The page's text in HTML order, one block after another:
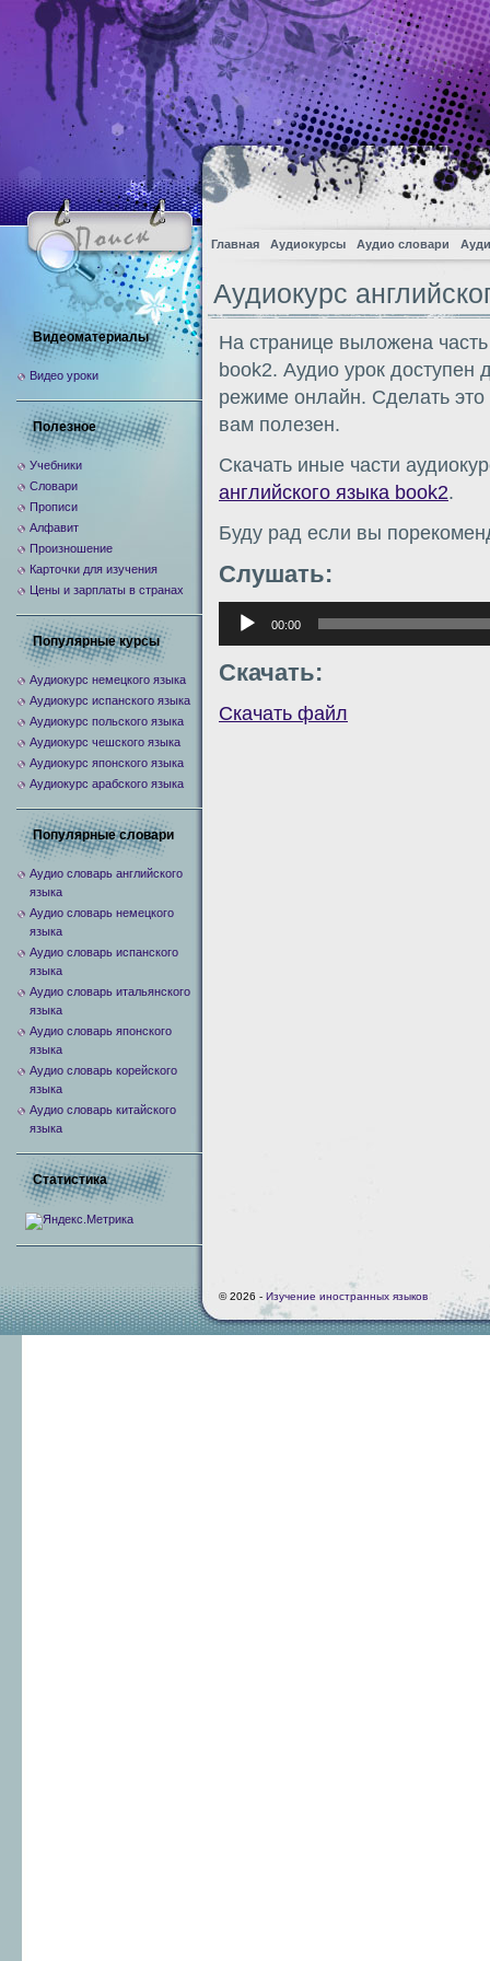
Главная Аудиокурсы Аудио словари
Аудиокурс
На странице выложена
book2. Аудио урок доступен
режиме онлайн. Сделать
вам полезен.
Скачать иные части
английского языка book2.
Буду рад если вы
Слушать:
Аудиоплеер
00:00
Скачать:
Скачать файл
Видеоматериалы
Видео уроки
Полезное
Учебники
Словари
Прописи
Алфавит
Произношение
Карточки для изучения
Цены и зарплаты в странах
Популярные курсы
Аудиокурс немецкого языка
Аудиокурс испанского языка
Аудиокурс польского языка
Аудиокурс чешского языка
Аудиокурс японского языка
Аудиокурс арабского языка
Популярные словари
Аудио словарь английского
языка
Аудио словарь немецкого
языка
Аудио словарь испанского
языка
Аудио словарь итальянского
языка
Аудио словарь японского
языка
Аудио словарь корейского
языка
Аудио словарь китайского
языка
Статистика
© 2026 - Изучение иностранных языков